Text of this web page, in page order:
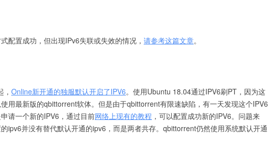
配置成功，但出现IPv6失联或失效的情况， 请参考这篇文章。
Online新开通的独服默认开启了IPV6。使用Ubuntu 18.04通过IPV6刷PT，因为这
用最新版的qbittorrent软体。但是由于qbittorrent有限速缺陷，有一天发现这个IPV6
请一个新的IPV6，通过目前网络上现有的教程 ，可以配置成功新的IPV6。问题来
ipv6并没有替代默认开通的ipv6，而是两者共存。qbittorrent仍然使用系统默认开通